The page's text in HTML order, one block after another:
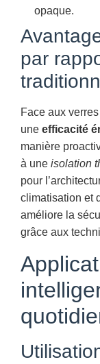
opaque.
par
Face aux
une efficacité
manière
à une isolation
pour
climatisation et
améliore la
grâce aux